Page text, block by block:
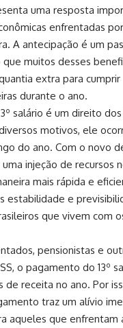
uma resposta
enfrentadas
A antecipação é um
muitos desses
extra para cumprir
durante o ano.
salário é um direito
motivos, ele
do ano. Com o novo
injeção de recursos
mais rápida e
estabilidade e
que vivem com
pensionistas e
o pagamento do 13º
de receita no ano. Por
traz um alívio
aqueles que enfrentam